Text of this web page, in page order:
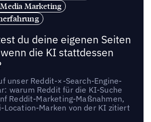
Marketing
du deine eigenen Seiten
die KI stattdessen
unser Reddit-×-Search-Engine-
warum Reddit für die KI-Suche
Reddit-Marketing-Maßnahmen,
Location-Marken von der KI zitiert